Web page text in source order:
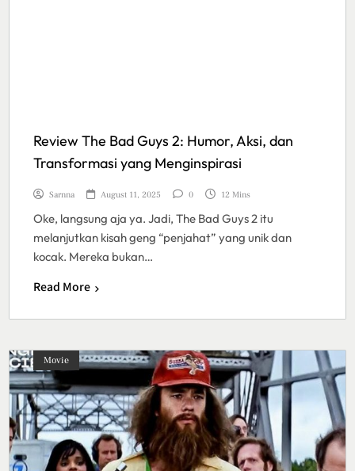
Review The Bad Guys 2: Humor, Aksi, dan
Transformasi yang Menginspirasi
Sarnna August 11, 2025 0 12 Mins
Oke, langsung aja ya. Jadi, The Bad Guys 2 itu
melanjutkan kisah geng “penjahat” yang unik dan
kocak. Mereka bukan…
Read More
Movie